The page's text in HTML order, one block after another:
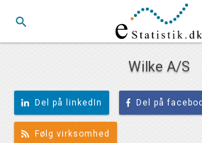
search
Wilke A/S
Del på linkedIn Del på
Følg virksomhed